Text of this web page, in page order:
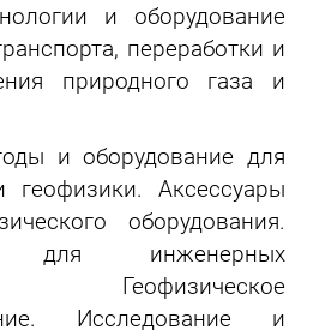
и оборудование
переработки и
природного газа и
и оборудование для
геофизики. Аксессуары
оборудования.
для инженерных
Геофизическое
Исследование и